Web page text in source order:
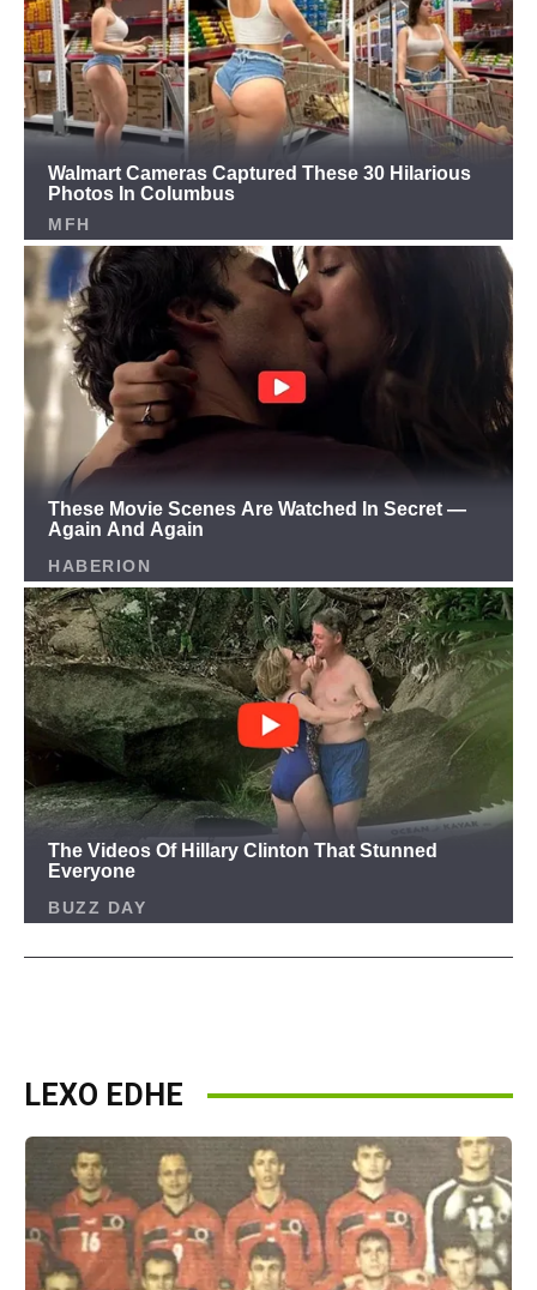
LEXO EDHE